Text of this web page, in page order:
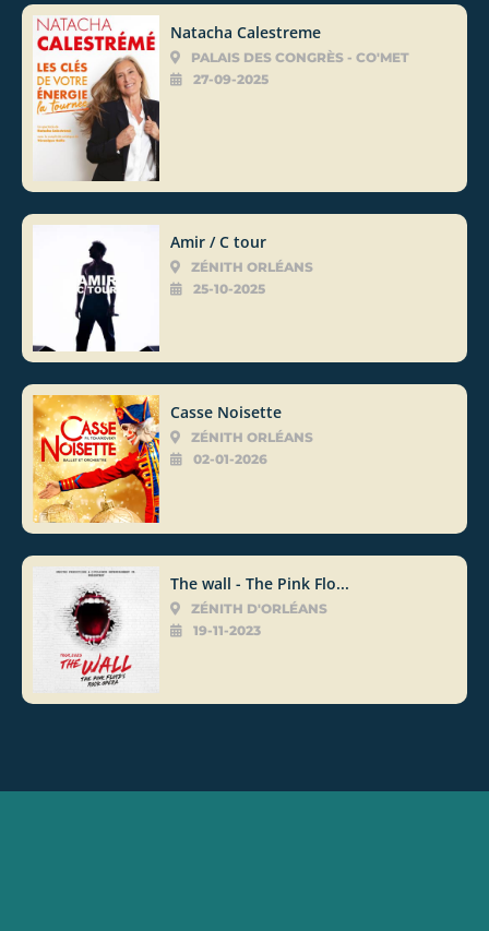
Natacha Calestreme
PALAIS DES CONGRÈS - CO'MET
27-09-2025
Amir / C tour
ZÉNITH ORLÉANS
25-10-2025
Casse Noisette
ZÉNITH ORLÉANS
02-01-2026
The wall - The Pink Flo...
ZÉNITH D'ORLÉANS
19-11-2023